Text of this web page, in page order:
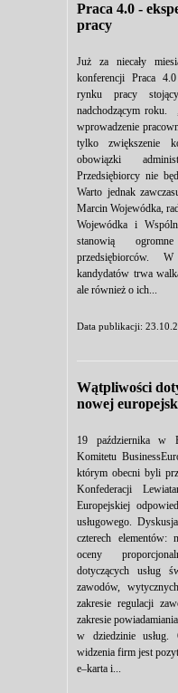
Praca 4.0 -
pracy
Już za niecały
konferencji Praca
rynku pracy
nadchodzącym roku.
wprowadzenie
tylko zwiększenie
obowiązki
Przedsiębiorcy nie
Warto jednak
Marcin Wojewódka,
Wojewódka i
stanowią
przedsiębiorców.
kandydatów trwa
ale również o ich...
Data publikacji:
Wątpliwości
nowej
19 października w
Komitetu
którym obecni byli
Konfederacji
Europejskiej
usługowego.
czterech elementów:
oceny
dotyczących usług
zawodów,
zakresie regulacji
zakresie
w dziedzinie
widzenia firm jest
e–karta i...